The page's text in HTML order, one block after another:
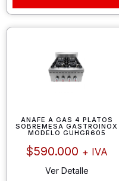
ANAFE A GAS 4 PLATOS
SOBREMESA GASTROINOX
MODELO GUHGR605
$590.000 + IVA
Ver Detalle